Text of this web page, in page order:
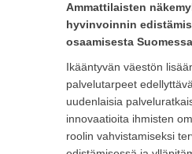
Ammattilaisten
hyvinvoinnin
osaamisesta
Ikääntyvän väestön
palvelutarpeet
uudenlaisia
innovaatioita ihmisten
roolin vahvistamiseksi